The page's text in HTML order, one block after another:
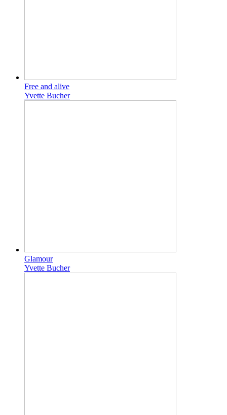
Free and alive
Yvette Bucher
Glamour
Yvette Bucher